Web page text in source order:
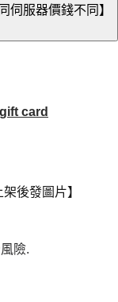
伺服器價錢不同】
card
後發圖片】
險.